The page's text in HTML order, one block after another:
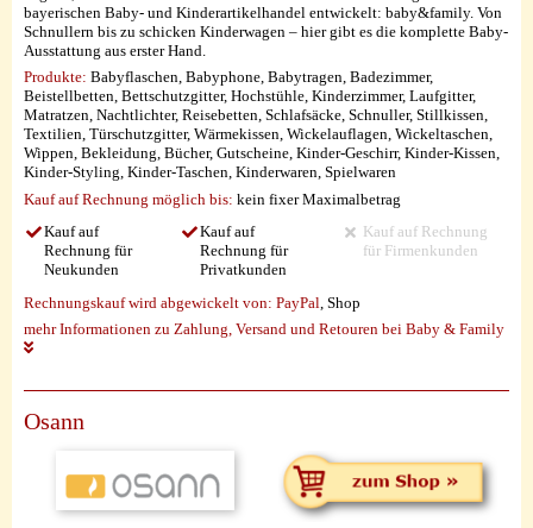
bayerischen Baby- und Kinderartikelhandel entwickelt: baby&family. Von
Schnullern bis zu schicken Kinderwagen – hier gibt es die komplette Baby-
Ausstattung aus erster Hand.
Produkte: Babyflaschen, Babyphone, Babytragen, Badezimmer,
Beistellbetten, Bettschutzgitter, Hochstühle, Kinderzimmer, Laufgitter,
Matratzen, Nachtlichter, Reisebetten, Schlafsäcke, Schnuller, Stillkissen,
Textilien, Türschutzgitter, Wärmekissen, Wickelauflagen, Wickeltaschen,
Wippen, Bekleidung, Bücher, Gutscheine, Kinder-Geschirr, Kinder-Kissen,
Kinder-Styling, Kinder-Taschen, Kinderwaren, Spielwaren
Kauf auf Rechnung möglich bis: kein fixer Maximalbetrag
Kauf auf
Rechnung für
Neukunden
Kauf auf
Rechnung für
Privatkunden
Kauf auf Rechnung
für Firmenkunden
Rechnungskauf wird abgewickelt von: PayPal , Shop
mehr Informationen zu Zahlung, Versand und Retouren bei Baby & Family
Osann